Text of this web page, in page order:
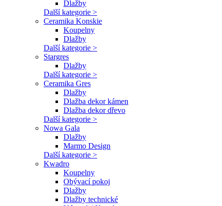
Dlažby
Další kategorie >
Ceramika Konskie
Koupelny
Dlažby
Další kategorie >
Stargres
Dlažby
Další kategorie >
Ceramika Gres
Dlažby
Dlažba dekor kámen
Dlažba dekor dřevo
Další kategorie >
Nowa Gala
Dlažby
Marmo Design
Další kategorie >
Kwadro
Koupelny
Obývací pokoj
Dlažby
Dlažby technické